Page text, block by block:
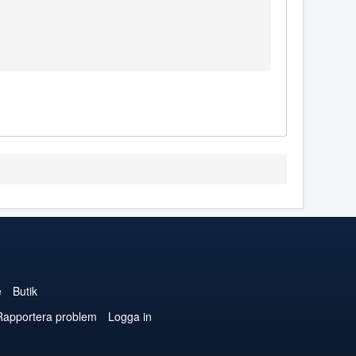
Butik
problem
Logga in